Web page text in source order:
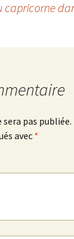
capricorne
pas publiée.
avec *